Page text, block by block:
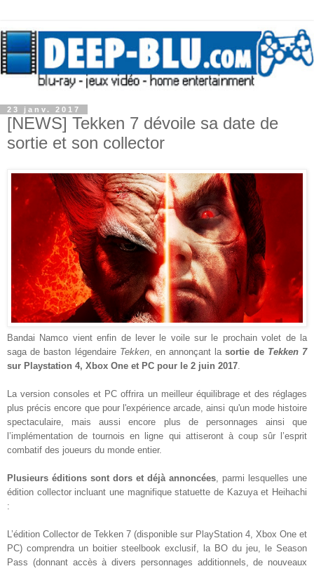
23 janv. 2017
[NEWS] Tekken 7 dévoile sa date de
sortie et son collector
Bandai Namco vient enfin de lever le voile sur le prochain volet de la
saga de baston légendaire Tekken, en annonçant lasortie de Tekken 7
sur Playstation 4, Xbox One et PC pour le 2 juin 2017
La version consoles et PC offrira un meilleur équilibrage et des réglages
plus précis encore que pour l'expérience arcade, ainsi qu'un mode histoire
spectaculaire, mais aussi encore plus de personnages ainsi que
l’implémentation de tournois en ligne qui attiseront à coup sûr l’esprit
combatif des joueurs du monde entier.
Plusieurs éditions sont dors et déjà annoncées , parmi lesquelles une
édition collector incluant une magnifique statuette de Kazuya et Heihachi
:
L’édition Collector de Tekken 7 (disponible sur PlayStation 4, Xbox One et
PC) comprendra un boitier steelbook exclusif, la BO du jeu, le Season
Pass (donnant accès à divers personnages additionnels, de nouveaux